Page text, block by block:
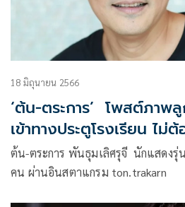
18 มิถุนายน 2566
‘ต้น-ตระการ’ โพสต์ภาพ
เข้าทางประตูโรงเรียน ไม่
ต้น-ตระการ พันธุมเลิศรุจี นักแสดง
คน ผ่านอินสตาแกรม ton.trakarn